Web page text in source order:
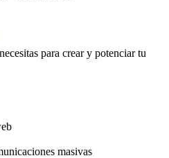
para crear y potenciar tu
masivas